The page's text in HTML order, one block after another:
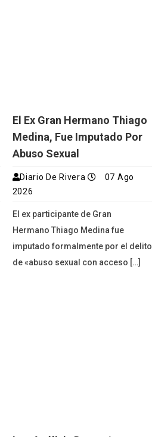
El Ex Gran Hermano Thiago
Medina, Fue Imputado Por
Abuso Sexual
Diario De Rivera
07 Ago
2026
El ex participante de Gran
Hermano Thiago Medina fue
imputado formalmente por el delito
de «abuso sexual con acceso […]